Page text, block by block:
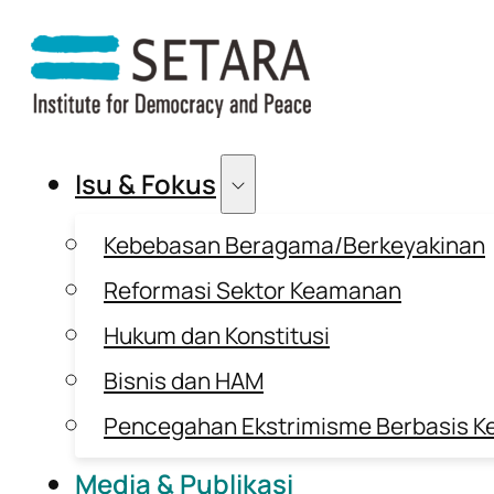
Isu & Fokus
Kebebasan Beragama/Berkeyakinan
Reformasi Sektor Keamanan
Hukum dan Konstitusi
Bisnis dan HAM
Pencegahan Ekstrimisme Berbasis
Media & Publikasi